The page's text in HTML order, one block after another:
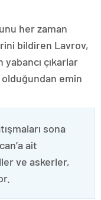
her zaman
bildiren Lavrov,
yabancı çıkarlar
emin
sona
ait
ve askerler,